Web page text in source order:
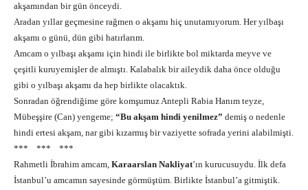
akşamından bir gün önceydi.
Aradan yıllar geçmesine rağmen o akşamı hiç unutamıyorum. Her yılbaşı
akşamı o günü, dün gibi hatırlarım.
Amcam o yılbaşı akşamı için hindi ile birlikte bol miktarda meyve ve
çeşitli kuruyemişler de almıştı. Kalabalık bir aileydik daha önce olduğu
gibi o yılbaşı akşamı da hep birlikte olacaktık.
Sonradan öğrendiğime göre komşumuz Antepli Rabia Hanım teyze,
Mübeşşire (Can) yengeme; “Bu akşam hindi yenilmez” demiş o nedenle
hindi ertesi akşam, nar gibi kızarmış bir vaziyette sofrada yerini alabilmişti.
*** *** ***
Rahmetli İbrahim amcam, Karaarslan Nakliyat’ın kurucusuydu. İlk defa
İstanbul’u amcamın sayesinde görmüştüm. Birlikte İstanbul’a gitmiştik.